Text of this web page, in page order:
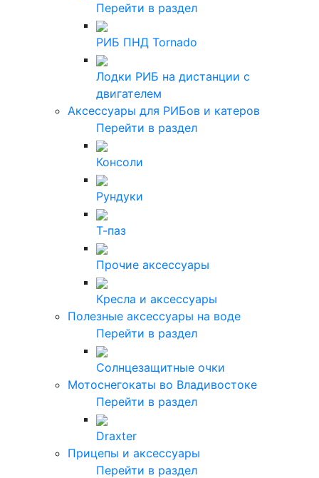
Перейти в раздел
РИБ ПНД Tornado
Лодки РИБ на дистанции с
двигателем
Аксессуары для РИБов и катеров
Перейти в раздел
Консоли
Рундуки
Т-паз
Прочие аксессуары
Кресла и аксессуары
Полезные аксессуары на воде
Перейти в раздел
Солнцезащитные очки
Мотоснегокаты во Владивостоке
Перейти в раздел
Draxter
Прицепы и аксессуары
Перейти в раздел